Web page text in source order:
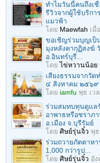
ทำไมวันนี้คนถึงเ
รีวิวจากผู้ใช้บริก
แมวฟ้า
โดย Maewfah เมื่
ขอเชิญร่วมบุญเป็น
มุงหลังคากุฏิสงฆ์
อ.อินทร์บุรี...
โดยไข่หวานน้อย
เสียงธรรมจากวั
๔ สิงหาคม ๒๕๖๙
โดย iamfu พุธ เว
ร่วมสมทบทุนดูแล
อาพาธหรือชราภ
อ.เมือง จ.บุรีรัมย์
โดย ศิษย์รุ่นจิ๋ว พุธ
ร่วมถวายภัตตาห
1,000 กว่ารูป...
โดย ศิษย์รุ่นจิ๋ว อั